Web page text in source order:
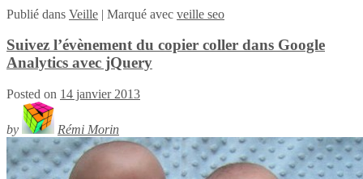
Publié dans Veille | Marqué avec veille seo
Suivez l’évènement du copier coller dans Google
Analytics avec jQuery
Posted on 14 janvier 2013
by Rémi Morin